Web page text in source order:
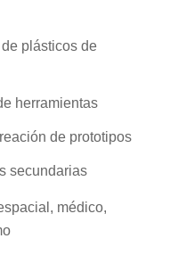
plásticos de
herramientas
de prototipos
secundarias
médico,